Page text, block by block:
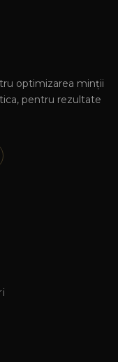
optimizarea minții
pentru rezultate